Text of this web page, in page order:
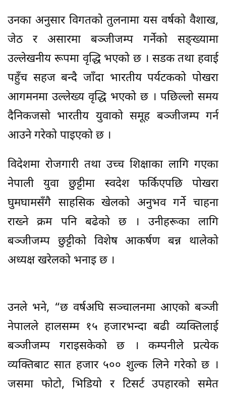
उनका अनुसार विगतको तुलनामा यस वर्षको वैशाख,
जेठ र असारमा बञ्जीजम्प गर्नेको सङ्ख्यामा
उल्लेखनीय रूपमा वृद्धि भएको छ । सडक तथा हवाई
पहुँच सहज बन्दै जाँदा भारतीय पर्यटकको पोखरा
आगमनमा उल्लेख्य वृद्धि भएको छ । पछिल्लो समय
दैनिकजसो भारतीय युवाको समूह बञ्जीजम्प गर्न
आउने गरेको पाइएको छ ।
विदेशमा रोजगारी तथा उच्च शिक्षाका लागि गएका
नेपाली युवा छुट्टीमा स्वदेश फर्किएपछि पोखरा
घुमघामसँगै साहसिक खेलको अनुभव गर्ने चाहना
राख्ने क्रम पनि बढेको छ । उनीहरूका लागि
बञ्जीजम्प छुट्टीको विशेष आकर्षण बन्न थालेको
अध्यक्ष खरेलको भनाइ छ ।
उनले भने, “छ वर्षअघि सञ्चालनमा आएको बञ्जी
नेपालले हालसम्म १५ हजारभन्दा बढी व्यक्तिलाई
बञ्जीजम्प गराइसकेको छ । कम्पनीले प्रत्येक
व्यक्तिबाट सात हजार ५०० शुल्क लिने गरेको छ ।
जसमा फोटो, भिडियो र टिसर्ट उपहारको समेत